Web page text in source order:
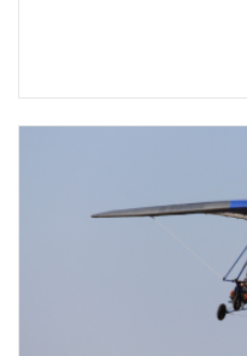
d’un planeur, d’un
Mais il pourra aussi
ou être la réplique
ludique grâce à
physiques d'une
intellectuels d'une